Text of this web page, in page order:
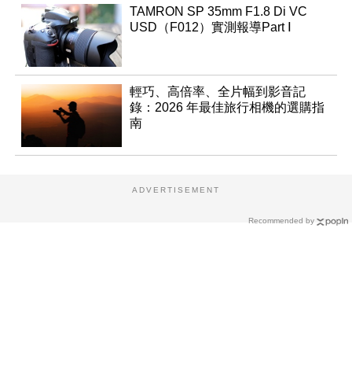
TAMRON SP 35mm F1.8 Di VC
USD（F012）實測報導Part Ⅰ
輕巧、高倍率、全片幅到影音記
錄：2026 年最佳旅行相機的選購指
南
Recommended by
ADVERTISEMENT